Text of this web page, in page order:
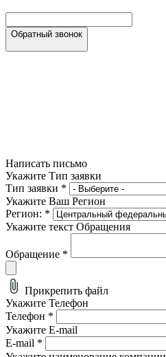
Обратный звонок
Написать письмо
Укажите Тип заявки
Тип заявки *
Укажите Ваш Регион
Регион: *
Укажите текст Обращения
Обращение *
Прикрепить файл
Укажите Телефон
Телефон *
Укажите E-mail
E-mail *